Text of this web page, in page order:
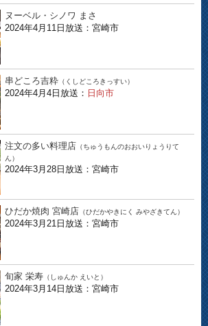
ヌーベル・シノワ まさ
2024年4月11日放送：宮崎市
串どころ吉粋 （くしどころきっすい）
2024年4月4日放送： 日向市
注文の多い料理店 （ちゅうもんのおおいりょうりて
ん）
2024年3月28日放送：宮崎市
ひだか焼肉 宮崎店 （ひだかやきにく みやざきてん）
2024年3月21日放送：宮崎市
旬家 栄寿 （しゅんか えいと）
2024年3月14日放送：宮崎市